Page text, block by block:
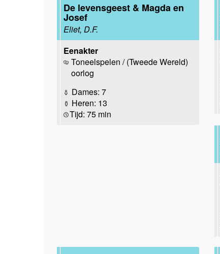
De levensgeest & Magda en
Josef
Eliet, D.F.
Eenakter
Toneelspelen / (Tweede Wereld)
oorlog
Dames: 7
Heren: 13
Tijd: 75 min